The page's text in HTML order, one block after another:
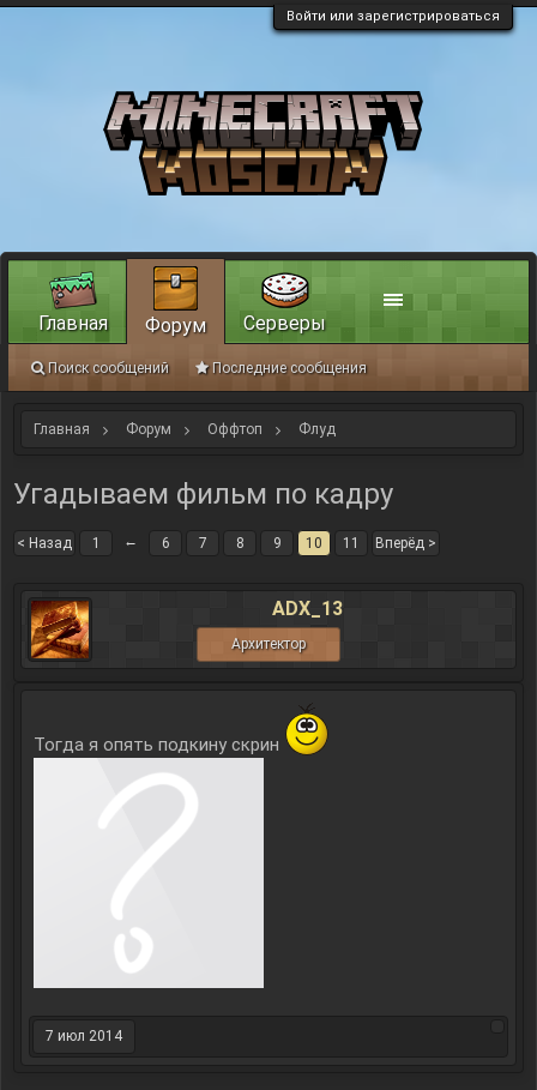
Войти или зарегистрироваться
Главная Форум Оффтоп Флуд
Угадываем фильм по кадру
< Назад 1 ← 6 7 8 9 10 11 Вперёд >
ADX_13
Архитектор
Тогда я опять подкину скрин
7 июл 2014
Главная Форум
Поиск сообщений Последние сообщения
Серверы